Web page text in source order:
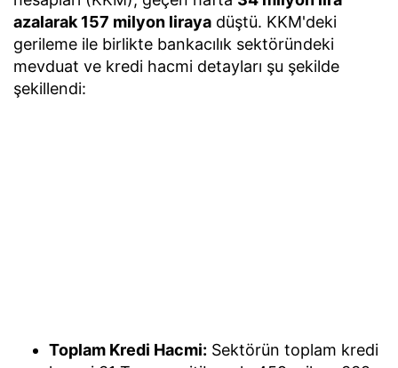
azalarak 157 milyon liraya düştü. KKM'deki
gerileme ile birlikte bankacılık sektöründeki
mevduat ve kredi hacmi detayları şu şekilde
şekillendi:
Toplam Kredi Hacmi: Sektörün toplam kredi